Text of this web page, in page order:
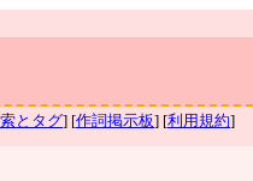
とタグ] [作詞掲示板] [利用規約]